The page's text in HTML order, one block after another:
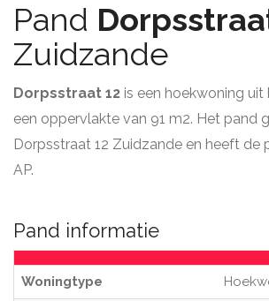
Pand
Zuidzande
Dorpsstraat 12 is een hoekwoning
een oppervlakte van 91 m2. Het pand
Dorpsstraat 12 Zuidzande en heeft de
AP.
Pand informatie
Woningtype